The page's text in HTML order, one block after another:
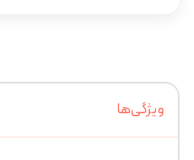
ویژگی‌ها